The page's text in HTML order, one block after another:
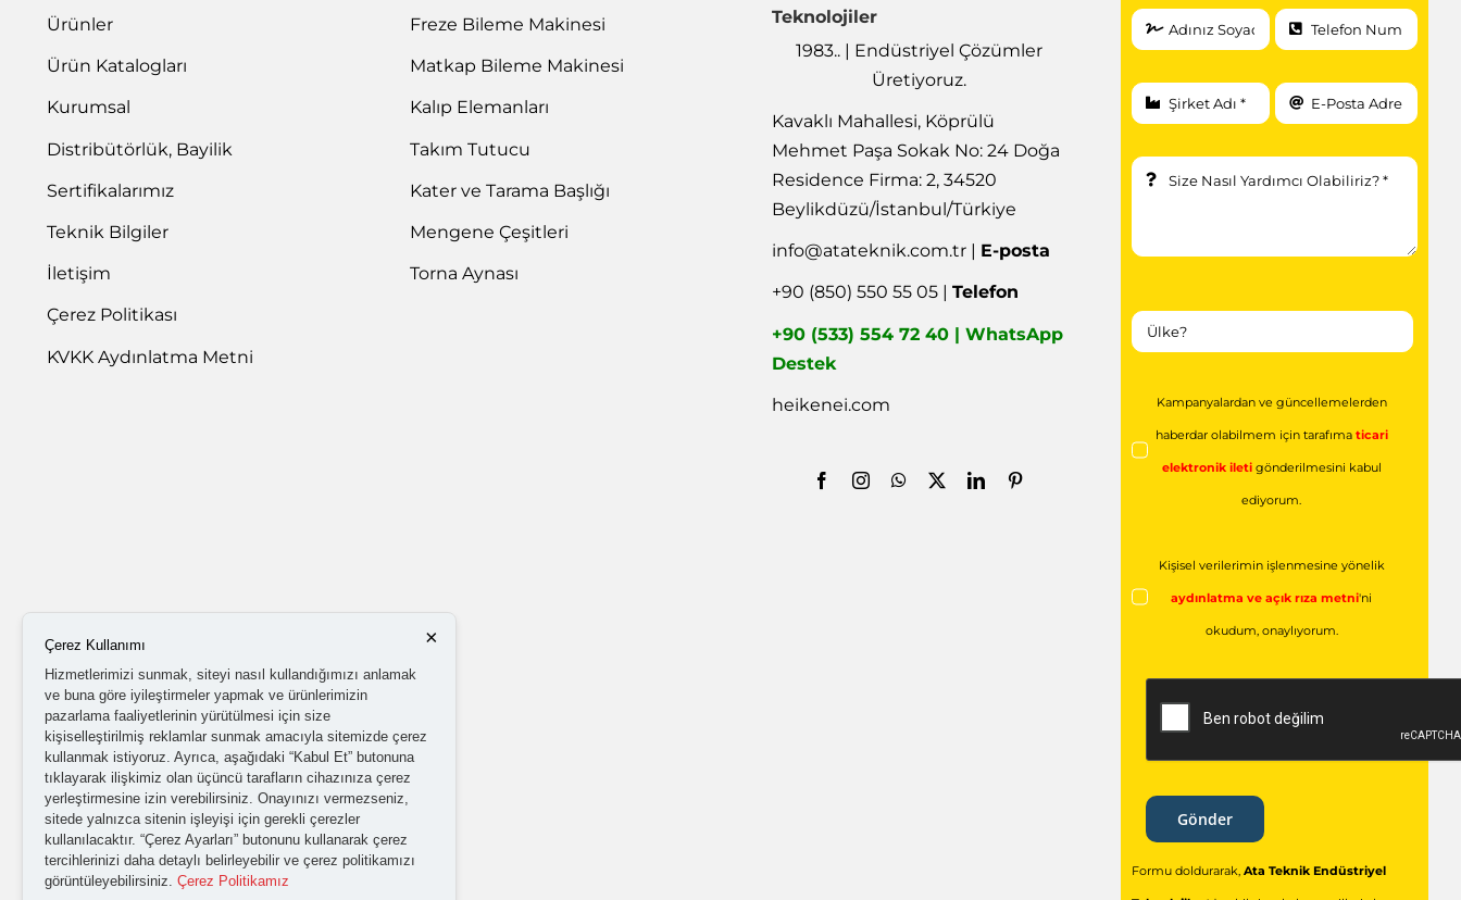
Ürünler
Ürün Katalogları
Kurumsal
Distribütörlük, Bayilik
Sertifikalarımız
Teknik Bilgiler
İletişim
Çerez Politikası
KVKK Aydınlatma Metni
Freze Bileme Makinesi
Matkap Bileme Makinesi
Kalıp Elemanları
Takım Tutucu
Kater ve Tarama Başlığı
Mengene Çeşitleri
Torna Aynası
Teknolojiler
1983.. | Endüstriyel Çözümler
Üretiyoruz.
Kavaklı Mahallesi, Köprülü
Mehmet Paşa Sokak No: 24 Doğa
Residence Firma: 2, 34520
Beylikdüzü/İstanbul/Türkiye
info@atateknik.com.tr | E-posta
+90 (850) 550 55 05 |Telefon
+90 (533) 554 72 40 | WhatsApp
Destek
heikenei.com Kampanyalardan ve güncellemelerden
haberdar olabilmem için tarafıma ticari
elektronik ileti gönderilmesini kabul
ediyorum.
Kişisel verilerimin işlenmesine yönelik
aydınlatma ve açık rıza metni'ni
okudum, onaylıyorum.
Gönder
Formu doldurarak,Ata Teknik Endüstriyel
×
Çerez Kullanımı
Hizmetlerimizi sunmak, siteyi nasıl kullandığımızı anlamak
ve buna göre iyileştirmeler yapmak ve ürünlerimizin
pazarlama faaliyetlerinin yürütülmesi için size
kişiselleştirilmiş reklamlar sunmak amacıyla sitemizde çerez
kullanmak istiyoruz. Ayrıca, aşağıdaki “Kabul Et” butonuna
tıklayarak ilişkimiz olan üçüncü tarafların cihazınıza çerez
yerleştirmesine izin verebilirsiniz. Onayınızı vermezseniz,
sitede yalnızca sitenin işleyişi için gerekli çerezler
kullanılacaktır. “Çerez Ayarları” butonunu kullanarak çerez
tercihlerinizi daha detaylı belirleyebilir ve çerez politikamızı
görüntüleyebilirsiniz. Çerez Politikamız